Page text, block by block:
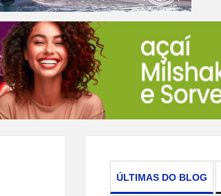
ÚLTIMAS DO BLOG